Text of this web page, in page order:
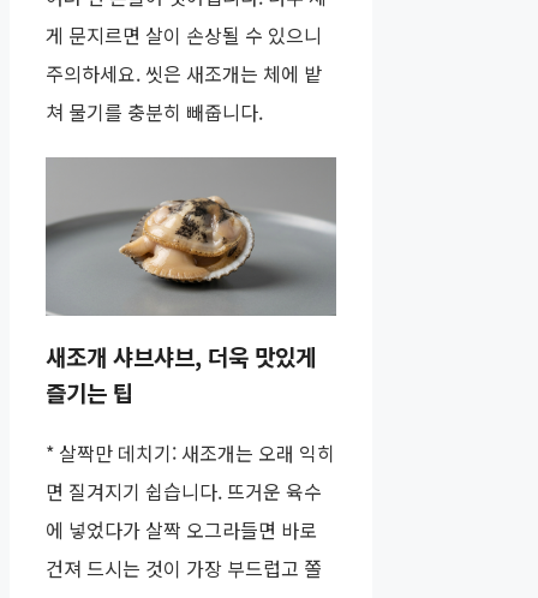
게 문지르면 살이 손상될 수 있으니
주의하세요. 씻은 새조개는 체에 밭
쳐 물기를 충분히 빼줍니다.
새조개 샤브샤브, 더욱 맛있게
즐기는 팁
* 살짝만 데치기: 새조개는 오래 익히
면 질겨지기 쉽습니다. 뜨거운 육수
에 넣었다가 살짝 오그라들면 바로
건져 드시는 것이 가장 부드럽고 쫄